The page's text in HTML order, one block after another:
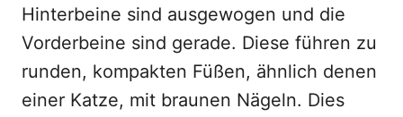
Hinterbeine sind ausgewogen und die
Vorderbeine sind gerade. Diese führen zu
runden, kompakten Füßen, ähnlich denen
einer Katze, mit braunen Nägeln. Dies